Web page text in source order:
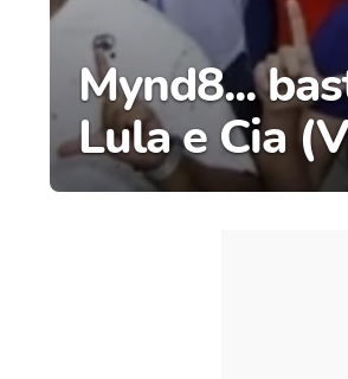
Mynd8...
Lula e Cia